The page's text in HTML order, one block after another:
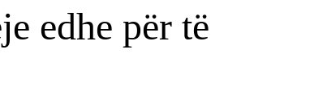
edhe për të